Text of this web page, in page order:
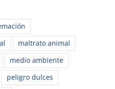
maltrato animal
medio ambiente
peligro dulces